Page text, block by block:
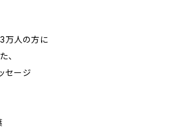
万人の方に
、
セージ